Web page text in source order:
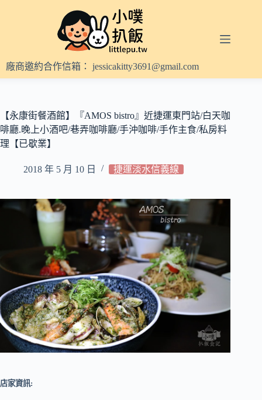
內
容
廠商邀約合作信箱： jessicakitty3691@gmail.com
【永康街餐酒館】『AMOS bistro』近捷運東門站/白天咖
啡廳.晚上小酒吧/巷弄咖啡廳/手沖咖啡/手作主食/私房料
理【已歇業】
2018 年 5 月 10 日 捷運淡水信義線
店家資訊: